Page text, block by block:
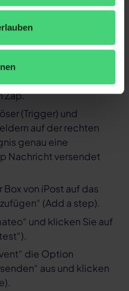
Zap.
(Trigger) und
auf der rechten
genau eine
Nachricht versendet
von iPost auf das
(Add a step).
und klicken Sie auf
die Option
aus und klicken